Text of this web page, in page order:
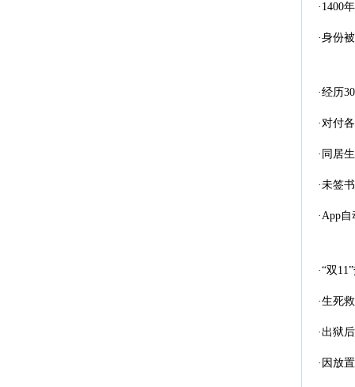
·1400
·身份
·经历
·对付
·同居
·未签
·App
·“双
·生死
·出狱
·因放